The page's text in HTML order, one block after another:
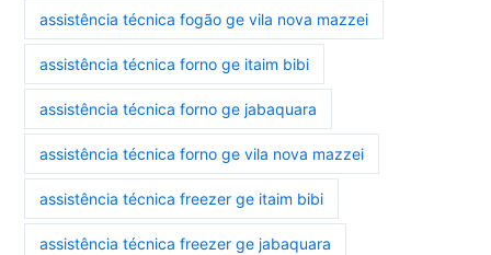
assistência técnica fogão ge vila nova mazzei
assistência técnica forno ge itaim bibi
assistência técnica forno ge jabaquara
assistência técnica forno ge vila nova mazzei
assistência técnica freezer ge itaim bibi
assistência técnica freezer ge jabaquara